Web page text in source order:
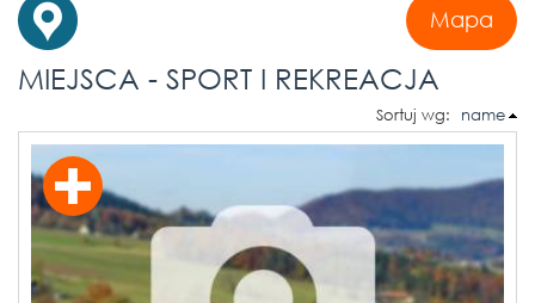
Mapa
MIEJSCA - SPORT I REKREACJA
Sortuj wg: name